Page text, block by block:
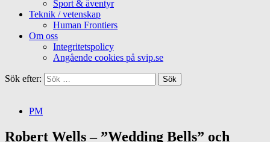
Sport & äventyr
Teknik / vetenskap
Human Frontiers
Om oss
Integritetspolicy
Angående cookies på svip.se
Sök efter:
PM
Robert Wells – ”Wedding Bells” och